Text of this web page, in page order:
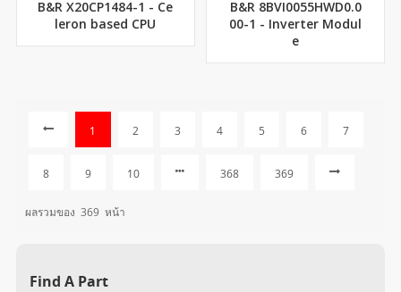
B&R X20CP1484-1 - Ce
leron based CPU
B&R 8BVI0055HWD0.0
00-1 - Inverter Modul
e
1 2 3 4 5 6 7
8 9 10 368 369
ผลรวมของ 369 หน้า
Find A Part